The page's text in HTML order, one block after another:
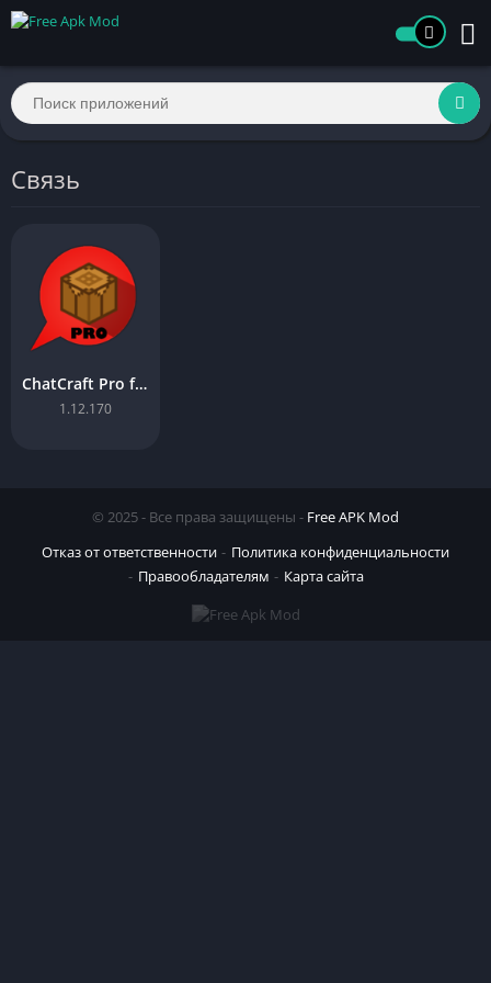
Связь
ChatCraft Pro for Minecraft
1.12.170
© 2025 - Все права защищены - Free APK Mod
Отказ от ответственности
Политика конфиденциальности
Правообладателям
Карта сайта